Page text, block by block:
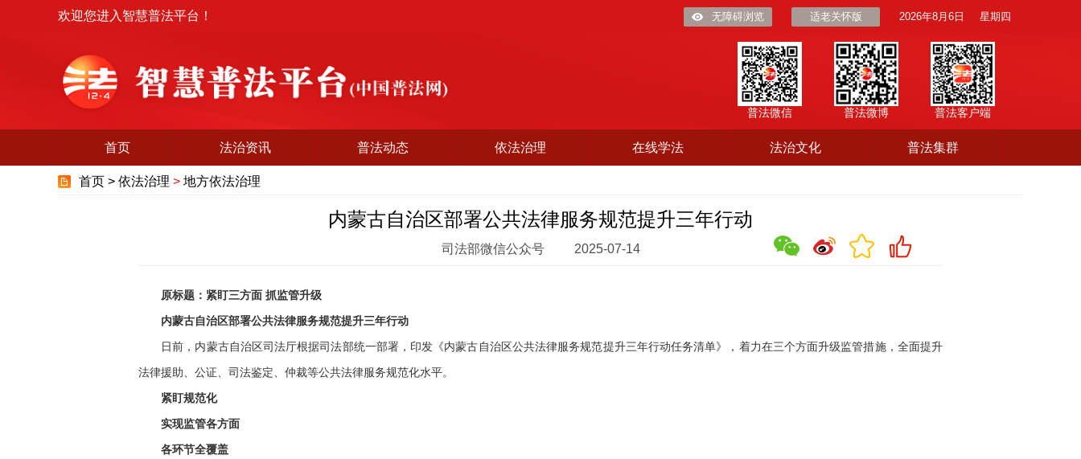
欢迎您进入智慧普法平台！ 无障碍浏览 适老关怀版 2026年8月6日 星期四
普法客户端
普法微博
普法微信
首页 法治资讯 普法动态 依法治理 在线学法 法治文化 普法集群
首页 > 依法治理 > 地方依法治理
内蒙古自治区部署公共法律服务规范提升三年行动
司法部微信公众号 2025-07-14
原标题：紧盯三方面 抓监管升级
内蒙古自治区部署公共法律服务规范提升三年行动
日前，内蒙古自治区司法厅根据司法部统一部署，印发《内蒙古自治区公共法律服务规范提升三年行动任务清单》，着力在三个方面升级监管措施，全面提升
法律援助、公证、司法鉴定、仲裁等公共法律服务规范化水平。
紧盯规范化
实现监管各方面
各环节全覆盖